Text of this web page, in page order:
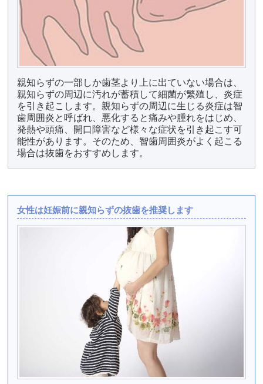
親知らずの一部しか歯茎より上に出ていない場合は、
親知らずの周辺に汚れが蓄積して細菌が繁殖し、炎症
を引き起こします。親知らずの周辺に生じる炎症は智
歯周囲炎と呼ばれ、悪化すると痛みや腫れをはじめ、
発熱や頭痛、開口障害など様々な症状を引き起こす可
能性があります。そのため、智歯周囲炎がよく起こる
場合は抜歯をおすすめします。
女性は妊娠前に親知らずの抜歯を推奨します